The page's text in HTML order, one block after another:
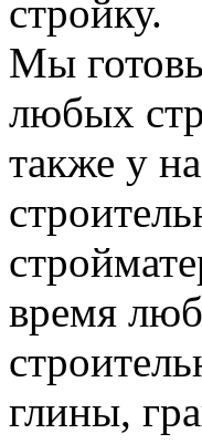
стройку.
Мы
любых
также у
время
глины,